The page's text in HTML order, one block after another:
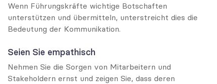
Wenn Führungskräfte wichtige Botschaften
unterstützen und übermitteln, unterstreicht dies die
Bedeutung der Kommunikation.
Seien Sie empathisch
Nehmen Sie die Sorgen von Mitarbeitern und
Stakeholdern ernst und zeigen Sie, dass deren